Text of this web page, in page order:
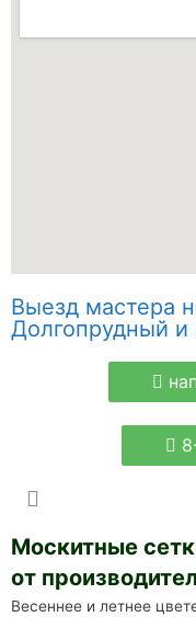
Выезд мастера
Долгопрудный и
Москитные
от
Весеннее и летнее